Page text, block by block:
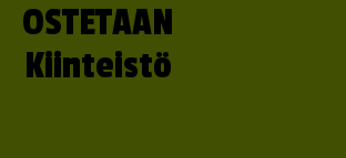
OSTETAAN
Kiinteistö